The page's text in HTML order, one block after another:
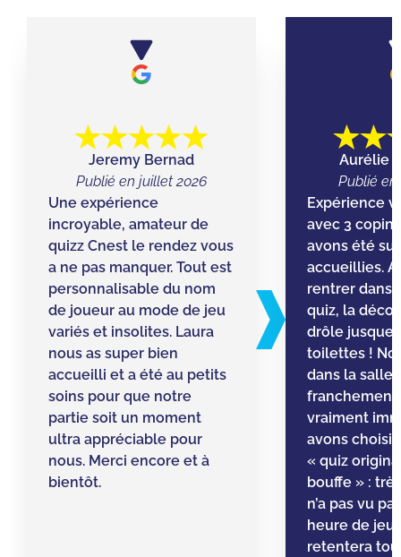
Jeremy Bernad
Publié en juillet 2026
Une expérience
incroyable, amateur de
quizz Cnest le rendez vous
a ne pas manquer. Tout est
personnalisable du nom
de joueur au mode de jeu
variés et insolites. Laura
nous as super bien
accueilli et a été au petits
soins pour que notre
partie soit un moment
ultra appréciable pour
nous. Merci encore et à
bientôt.
Aurélie
Publié en
Expérience
avec 3
avons été
accueillies.
rentrer dans
quiz, la déco
drôle jusque
toilettes !
dans la salle
franchement
vraiment
avons choisi
« quiz
bouffe » :
n’a pas vu
heure de jeu
retentera